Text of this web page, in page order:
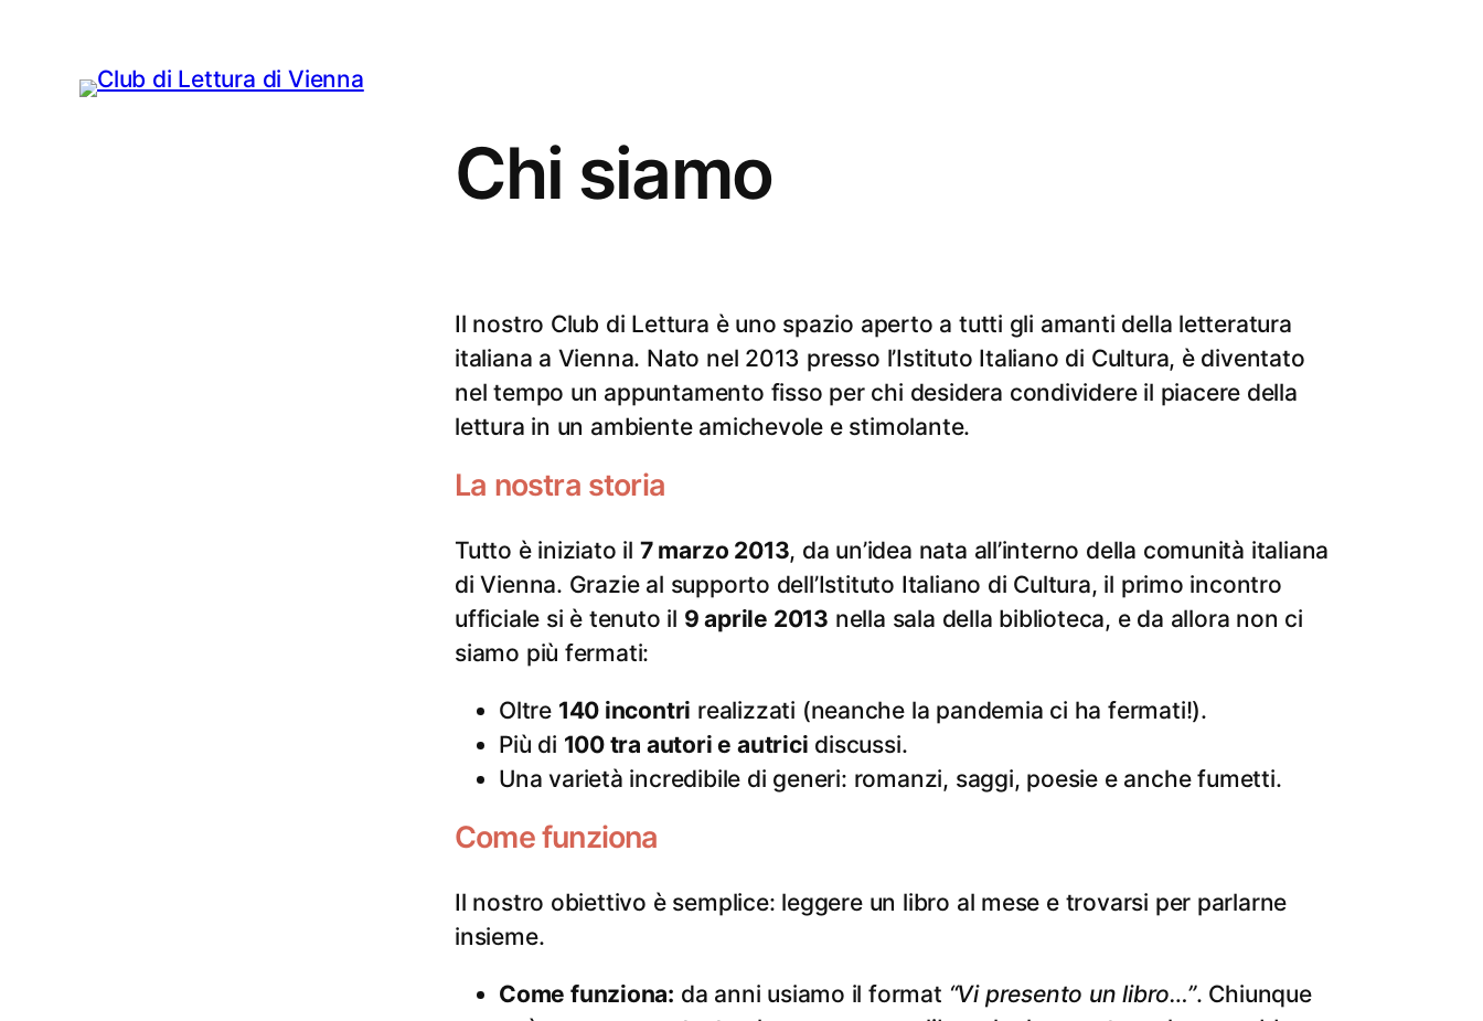
Chi siamo
Il nostro Club di Lettura è uno spazio aperto a tutti gli amanti della letteratura
italiana a Vienna. Nato nel 2013 presso l’Istituto Italiano di Cultura, è diventato
nel tempo un appuntamento fisso per chi desidera condividere il piacere della
lettura in un ambiente amichevole e stimolante.
La nostra storia
Tutto è iniziato il 7 marzo 2013, da un’idea nata all’interno della comunità italiana
di Vienna. Grazie al supporto dell’Istituto Italiano di Cultura, il primo incontro
ufficiale si è tenuto il 9 aprile 2013 nella sala della biblioteca, e da allora non ci
siamo più fermati:
Oltre 140 incontri realizzati (neanche la pandemia ci ha fermati!).
Più di 100 tra autori e autrici discussi.
Una varietà incredibile di generi: romanzi, saggi, poesie e anche fumetti.
Come funziona
Il nostro obiettivo è semplice: leggere un libro al mese e trovarsi per parlarne
insieme.
Come funziona: da anni usiamo il format “Vi presento un libro…”. Chiunque